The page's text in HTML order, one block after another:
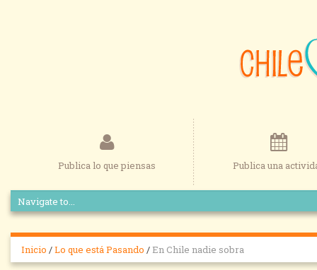
Publica lo que piensas Publica una
Inicio /Lo que está Pasando / En Chile nadie sobra